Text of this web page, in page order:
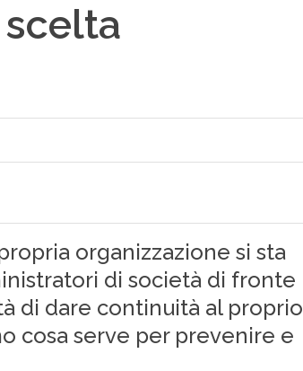
scelta
organizzazione si sta
di società di fronte
di dare continuità al proprio
cosa serve per prevenire e